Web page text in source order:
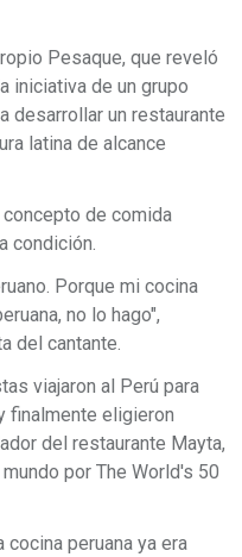
Pesaque, que reveló
iniciativa de un grupo
desarrollar un restaurante
latina de alcance
concepto de comida
condición.
Porque mi cocina
no lo hago",
del cantante.
viajaron al Perú para
finalmente eligieron
del restaurante Mayta,
por The World's 50
cocina peruana ya era